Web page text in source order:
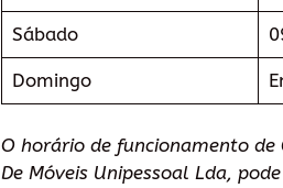
Sábado
Domingo
O horário de funcionamento de
De Móveis Unipessoal Lda,